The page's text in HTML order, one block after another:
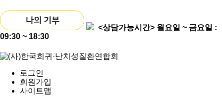
<상담가능시간> 월요일 ~ 금요일 :
09:30 ~ 18:30
로그인
회원가입
사이트맵